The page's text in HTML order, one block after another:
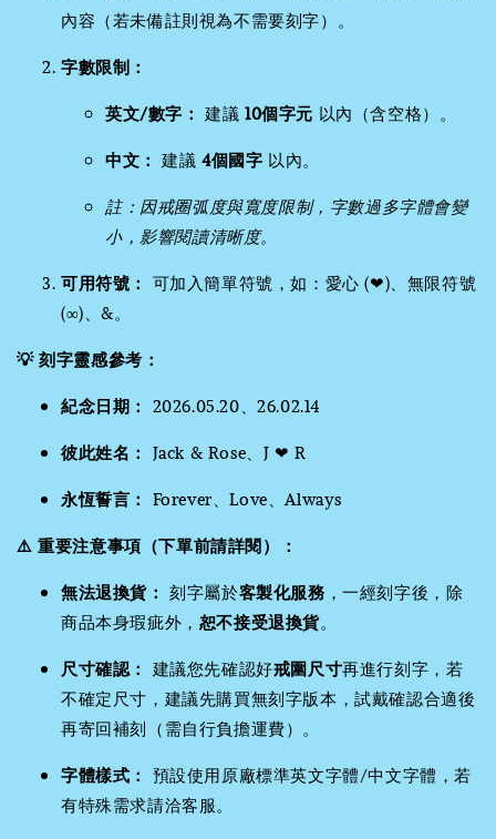
內容（若未備註則視為不需要刻字）。
字數限制：
英文/數字： 建議10個字元 以內（含空格）。
中文： 建議4個國字 以內。
註：因戒圈弧度與寬度限制，字數過多字體會變
小，影響閱讀清晰度。
可用符號： 可加入簡單符號，如：愛心 (❤)、無限符號
(∞)、&。
💡 刻字靈感參考：
紀念日期： 2026.05.20、26.02.14
彼此姓名： Jack & Rose、J ❤ R
永恆誓言： Forever、Love、Always
⚠️ 重要注意事項（下單前請詳閱）：
無法退換貨： 刻字屬於客製化服務 ，一經刻字後，除
商品本身瑕疵外， 恕不接受退換貨。
尺寸確認： 建議您先確認好戒圍尺寸再進行刻字，若
不確定尺寸，建議先購買無刻字版本，試戴確認合適後
再寄回補刻（需自行負擔運費）。
字體樣式： 預設使用原廠標準英文字體/中文字體，若
有特殊需求請洽客服。